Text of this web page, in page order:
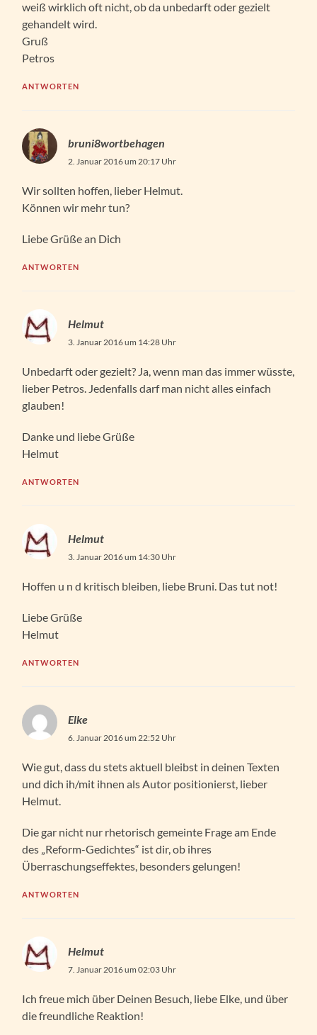
weiß wirklich oft nicht, ob da unbedarft oder gezielt
gehandelt wird.
Gruß
Petros
ANTWORTEN
bruni8wortbehagen
2. Januar 2016 um 20:17 Uhr
Wir sollten hoffen, lieber Helmut.
Können wir mehr tun?
Liebe Grüße an Dich
ANTWORTEN
Helmut
3. Januar 2016 um 14:28 Uhr
Unbedarft oder gezielt? Ja, wenn man das immer wüsste,
lieber Petros. Jedenfalls darf man nicht alles einfach
glauben!
Danke und liebe Grüße
Helmut
ANTWORTEN
Helmut
3. Januar 2016 um 14:30 Uhr
Hoffen u n d kritisch bleiben, liebe Bruni. Das tut not!
Liebe Grüße
Helmut
ANTWORTEN
Elke
6. Januar 2016 um 22:52 Uhr
Wie gut, dass du stets aktuell bleibst in deinen Texten
und dich ih/mit ihnen als Autor positionierst, lieber
Helmut.
Die gar nicht nur rhetorisch gemeinte Frage am Ende
des „Reform-Gedichtes“ ist dir, ob ihres
Überraschungseffektes, besonders gelungen!
ANTWORTEN
Helmut
7. Januar 2016 um 02:03 Uhr
Ich freue mich über Deinen Besuch, liebe Elke, und über
die freundliche Reaktion!